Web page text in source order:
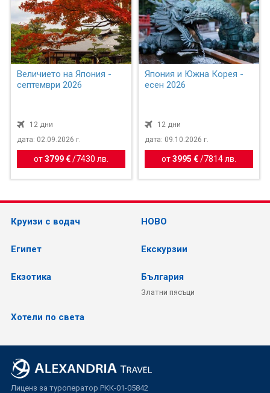
Величието на Япония -
септември 2026
12 дни
дата: 02.09.2026 г.
от3799 € / 7430 лв.
Япония и Южна Корея -
есен 2026
12 дни
дата: 09.10.2026 г.
от3995 €/ 7814 лв.
Круизи с водач НОВО
Египет Екскурзии
Екзотика България
Златни пясъци
Хотели по света
Лиценз за туроператор РКК-01-05842